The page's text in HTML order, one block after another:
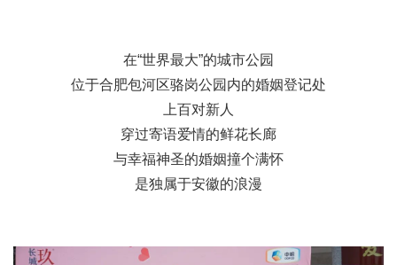
在“世界最大”的城市公园
位于合肥包河区骆岗公园内的婚姻登记处
上百对新人
穿过寄语爱情的鲜花长廊
与幸福神圣的婚姻撞个满怀
是独属于安徽的浪漫